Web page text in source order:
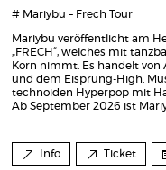
# Mariybu – Frech Tour
Mariybu veröffentlicht am
„FRECH“, welches mit
Korn nimmt. Es handelt von
und dem Eisprung-High.
technoiden Hyperpop mit
Ab September 2026 ist
Info Ticket